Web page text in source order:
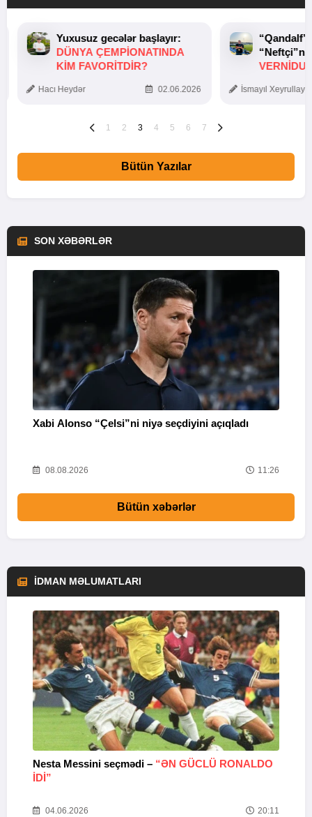
Yuxusuz gecələr başlayır:
DÜNYA ÇEMPIONATINDA
KIM FAVORITDIR?
Hacı Heydər 02.06.2026 İsmayıl
1 2 3 4 5 6 7
Bütün Yazılar
SON XƏBƏRLƏR
Xabi Alonso “Çelsi”ni niyə seçdiyini açıqladı
08.08.2026 11:26
Bütün xəbərlər
İDMAN MƏLUMATLARI
Nesta Messini seçmədi – “ƏN GÜCLÜ RONALDO
IDI”
04.06.2026 20:11